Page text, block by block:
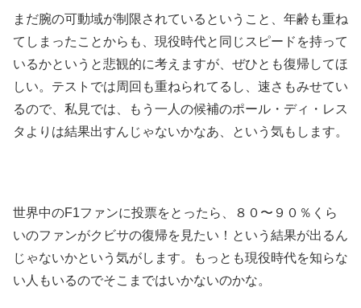
まだ腕の可動域が制限されているということ、年齢も重ね
てしまったことからも、現役時代と同じスピードを持って
いるかというと悲観的に考えますが、ぜひとも復帰してほ
しい。テストでは周回も重ねられてるし、速さもみせてい
るので、私見では、もう一人の候補のポール・ディ・レス
タよりは結果出すんじゃないかなあ、という気もします。
世界中のF1ファンに投票をとったら、８０〜９０％くら
いのファンがクビサの復帰を見たい！という結果が出るん
じゃないかという気がします。もっとも現役時代を知らな
い人もいるのでそこまではいかないのかな。